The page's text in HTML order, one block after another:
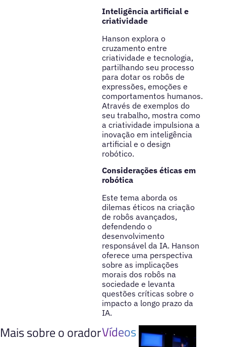
Inteligência artificial e
criatividade
Hanson explora o
cruzamento entre
criatividade e tecnologia,
partilhando seu processo
para dotar os robôs de
expressões, emoções e
comportamentos humanos.
Através de exemplos do
seu trabalho, mostra como
a criatividade impulsiona a
inovação em inteligência
artificial e o design
robótico.
Considerações éticas em
robótica
Este tema aborda os
dilemas éticos na criação
de robôs avançados,
defendendo o
desenvolvimento
responsável da IA. Hanson
oferece uma perspectiva
sobre as implicações
morais dos robôs na
sociedade e levanta
questões críticas sobre o
impacto a longo prazo da
IA.
Mais sobre o oradorVídeos